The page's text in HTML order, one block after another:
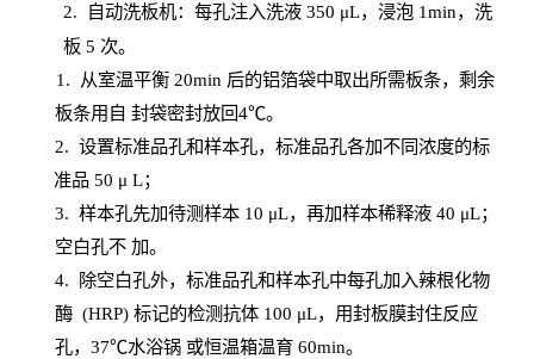
2.
自动洗板机：每孔注入洗液 350 μL，浸泡 1min，洗
板 5 次。
1 . 从室温平衡 20min 后的铝箔袋中取出所需板条，剩余
板条用自 封袋密封放回4℃。
2. 设置标准品孔和样本孔，标准品孔各加不同浓度的标
准品 50 μ L；
3. 样本孔先加待测样本 10 μL，再加样本稀释液 40 μL；
空白孔不 加。
4.
除空白孔外，标准品孔和样本孔中每孔加入辣根化物
酶 (HRP) 标记的检测抗体 100 μL，用封板膜封住反应
孔， 37℃水浴锅 或恒温箱温育60min。